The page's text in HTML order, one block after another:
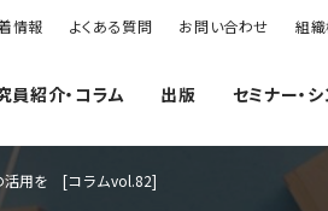
情報 よくある質問 お問い合わせ 組
員紹介・コラム 出版 セミナー・
活用を [コラムvol.82]